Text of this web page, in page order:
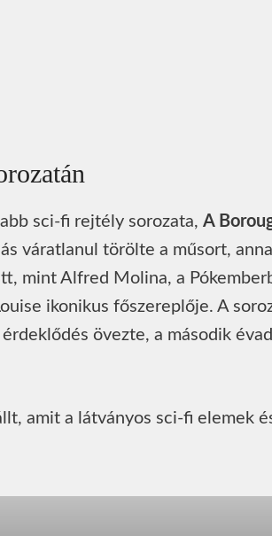
sci-fi rejtély sorozata, A
váratlanul törölte a műsort,
mint Alfred Molina, a
ikonikus főszereplője. A
övezte, a második
amit a látványos sci-fi elemek